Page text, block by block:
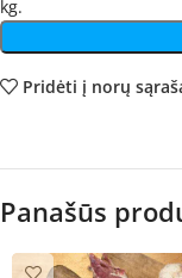
kg.
Pridėti į norų
Panašūs